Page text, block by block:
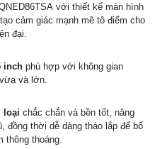
với thiết kế màn hình
cảm giác mạnh mẽ tô điểm cho
đại.
inch phù hợp với không gian
và lớn.
loại chắc chắn và bền tốt, nâng
đồng thời dễ dàng tháo lắp để bố
thoáng.